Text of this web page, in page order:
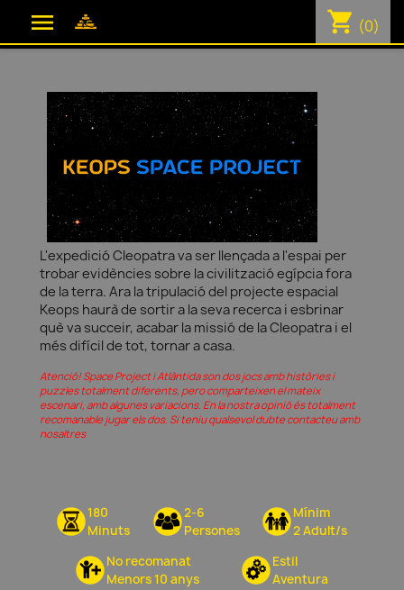
 shopping_cart (0)
L'expedició Cleopatra va ser llençada a l'espai per
trobar evidències sobre la civilització egípcia fora
de la terra. Ara la tripulació del projecte espacial
Keops haurà de sortir a la seva recerca i esbrinar
què va succeir, acabar la missió de la Cleopatra i el
més difícil de tot, tornar a casa.
Atenció! Space Project i Atlàntida son dos jocs amb històries i
puzzles totalment diferents, pero comparteixen el mateix
escenari, amb algunes variacions. En la nostra opinió és totalment
recomanable jugar els dos. Si teniu qualsevol dubte contacteu amb
nosaltres
180
Minuts
2-6
Persones
Mínim
2 Adult/s
No recomanat
Menors 10 anys
Estil
Aventura